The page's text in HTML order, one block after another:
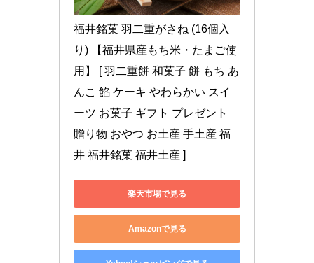
福井銘菓 羽二重がさね (16個入
り) 【福井県産もち米・たまご使
用】 [ 羽二重餅 和菓子 餅 もち あ
んこ 餡 ケーキ やわらかい スイ
ーツ お菓子 ギフト プレゼント
贈り物 おやつ お土産 手土産 福
井 福井銘菓 福井土産 ]
楽天市場で見る
Amazonで見る